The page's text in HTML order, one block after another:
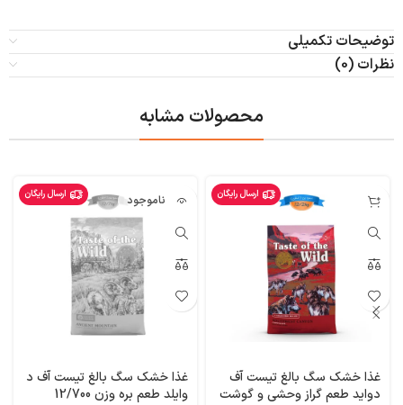
توضیحات تکمیلی
نظرات (0)
محصولات مشابه
ارسال رایگان
غذا خشک سگ بالغ تیست آف
دواید طعم گراز وحشی و گوشت
ناموجود ارسال رایگان
غذا خشک سگ بالغ تیست آف د
وایلد طعم بره وزن 12/700